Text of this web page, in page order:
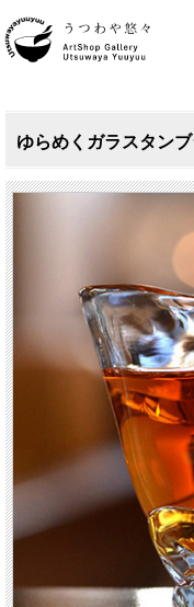
ゆらめくガラスタン